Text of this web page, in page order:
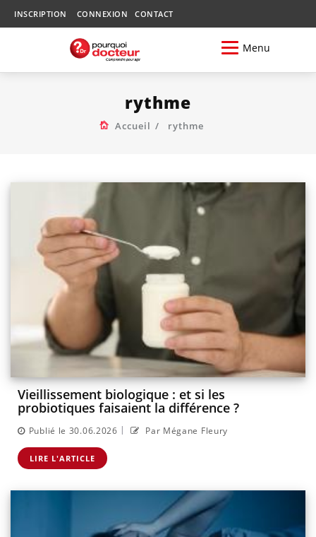
INSCRIPTION CONNEXION CONTACT
Menu
rythme
Accueil rythme
Vieillissement biologique : et si les
probiotiques faisaient la différence ?
Publié le 30.06.2026 | Par Mégane Fleury
LIRE L'ARTICLE